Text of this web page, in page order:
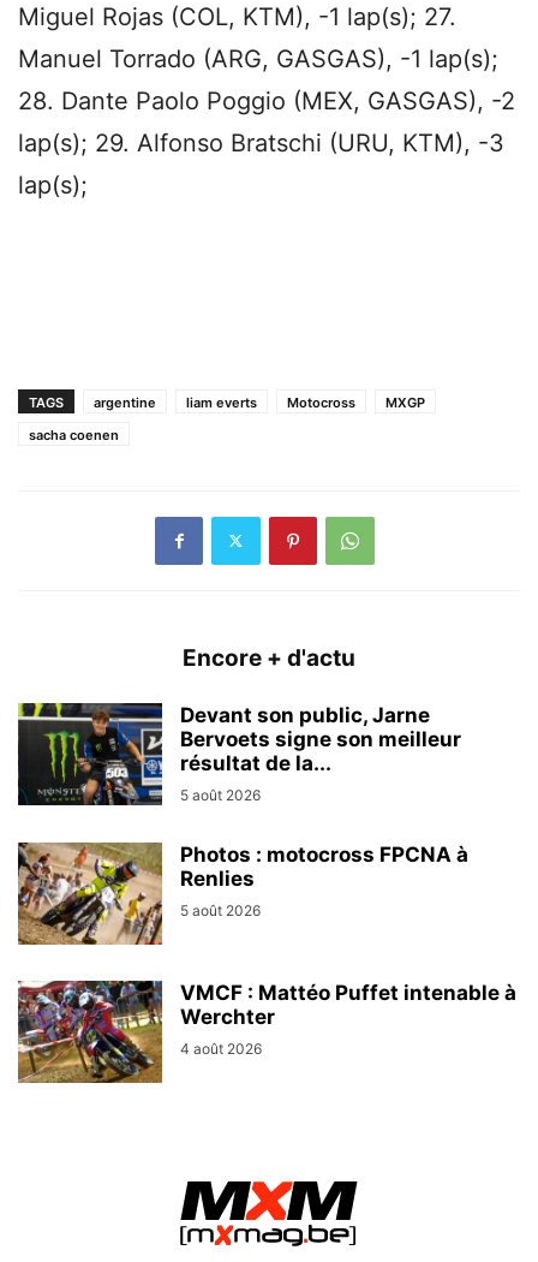
Miguel Rojas (COL, KTM), -1 lap(s); 27.
Manuel Torrado (ARG, GASGAS), -1 lap(s);
28. Dante Paolo Poggio (MEX, GASGAS), -2
lap(s); 29. Alfonso Bratschi (URU, KTM), -3
lap(s);
TAGS argentine liam everts Motocross
MXGP
sacha coenen
Encore + d'actu
Devant son public, Jarne
Bervoets signe son meilleur
résultat de la...
5 août 2026
Photos : motocross FPCNA à
Renlies
5 août 2026
VMCF : Mattéo Puffet intenable à
Werchter
4 août 2026